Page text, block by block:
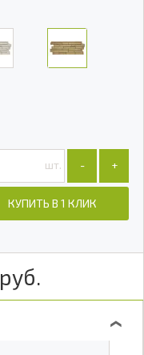
шт. +
-
КУПИТЬ В 1 КЛИК
руб.
❯